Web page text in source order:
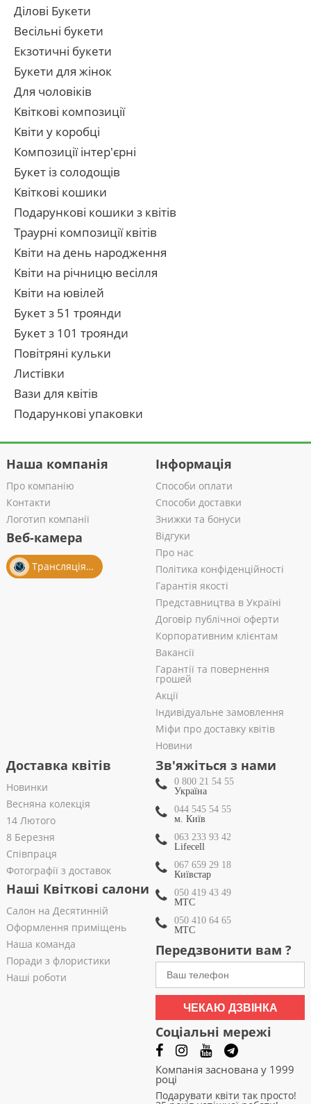
Ділові Букети
Весільні букети
Екзотичні букети
Букети для жінок
Для чоловіків
Квіткові композиції
Квіти у коробці
Композиції інтер'єрні
Букет із солодощів
Квіткові кошики
Подарункові кошики з квітів
Траурні композиції квітів
Квіти на день народження
Квіти на річницю весілля
Квіти на ювілей
Букет з 51 троянди
Букет з 101 троянди
Повітряні кульки
Листівки
Вази для квітів
Подарункові упаковки
Наша компанія
Про компанію
Контакти
Логотип компанії
Веб-камера
Трансляція із салону
Інформація
Способи оплати
Способи доставки
Знижки та бонуси
Відгуки
Про нас
Політика конфіденційності
Гарантія якості
Представництва в Україні
Договір публічної оферти
Корпоративним клієнтам
Вакансії
Гарантії та повернення
грошей
Акції
Індивідуальне замовлення
Міфи про доставку квітів
Новини
Доставка квітів
Новинки
Весняна колекція
14 Лютого
8 Березня
Співпраця
Фотографії з доставок
Наші Квіткові салони
Салон на Десятинній
Оформлення приміщень
Наша команда
Поради з флористики
Наші роботи
Зв'яжіться з нами
0 800 21 54 55
Україна
044 545 54 55
м. Київ
063 233 93 42
Lifecell
067 659 29 18
Київстар
050 419 43 49
МТС
050 410 64 65
МТС
Передзвонити вам ?
ЧЕКАЮ ДЗВІНКА
Соціальні мережі
Компанія заснована у 1999
році
Подарувати квіти так просто!